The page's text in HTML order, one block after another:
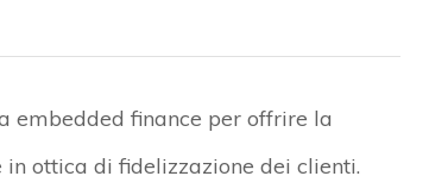
embedded finance per offrire la
ottica di fidelizzazione dei clienti.